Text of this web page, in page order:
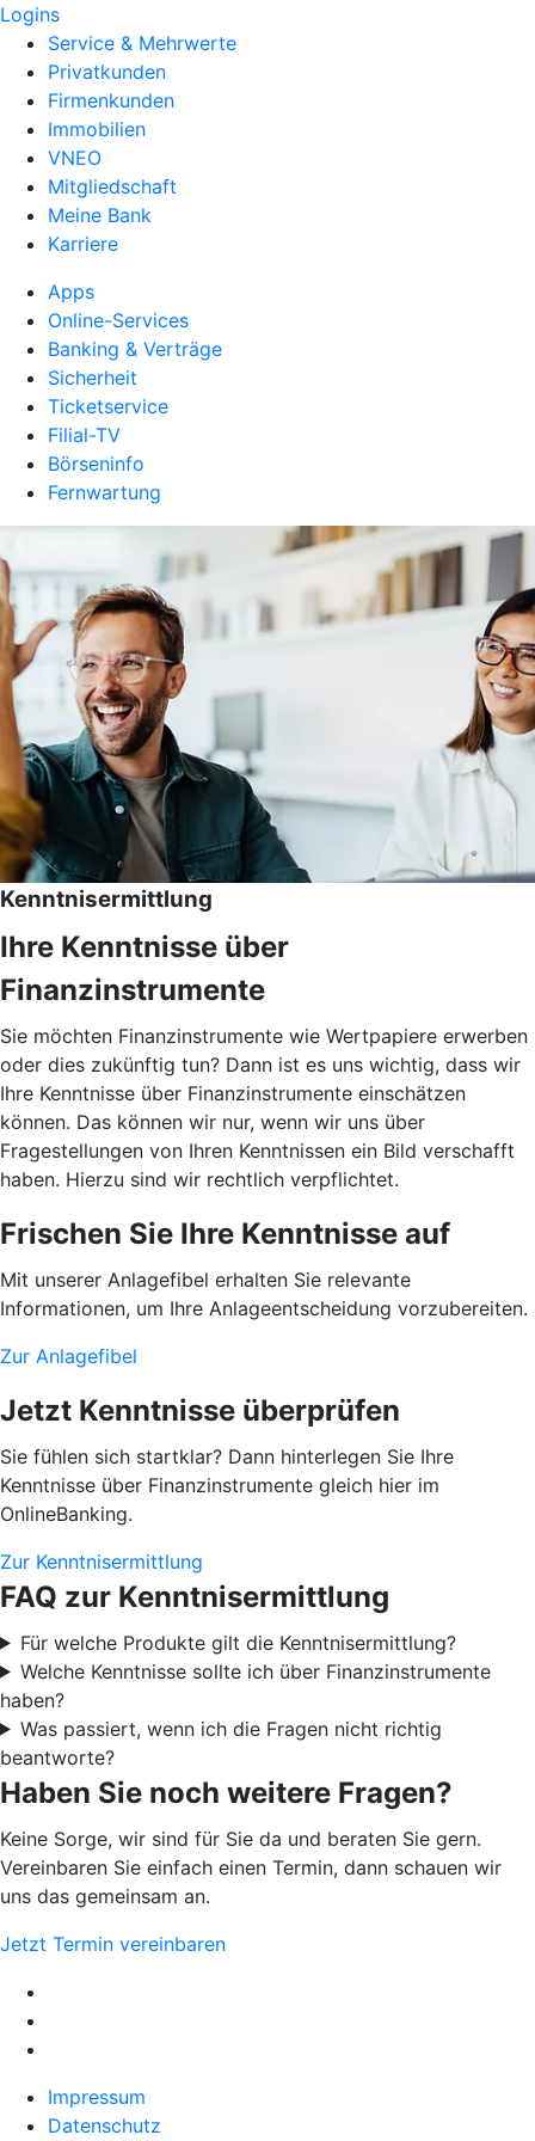
Logins
Service & Mehrwerte
Privatkunden
Firmenkunden
Immobilien
VNEO
Mitgliedschaft
Meine Bank
Karriere
Apps
Online-Services
Banking & Verträge
Sicherheit
Ticketservice
Filial-TV
Börseninfo
Fernwartung
Kenntnisermittlung
Ihre Kenntnisse über
Finanzinstrumente
Sie möchten Finanzinstrumente wie Wertpapiere erwerben
oder dies zukünftig tun? Dann ist es uns wichtig, dass wir
Ihre Kenntnisse über Finanzinstrumente einschätzen
können. Das können wir nur, wenn wir uns über
Fragestellungen von Ihren Kenntnissen ein Bild verschafft
haben. Hierzu sind wir rechtlich verpflichtet.
Frischen Sie Ihre Kenntnisse auf
Mit unserer Anlagefibel erhalten Sie relevante
Informationen, um Ihre Anlageentscheidung vorzubereiten.
Zur Anlagefibel
Jetzt Kenntnisse überprüfen
Sie fühlen sich startklar? Dann hinterlegen Sie Ihre
Kenntnisse über Finanzinstrumente gleich hier im
OnlineBanking.
Zur Kenntnisermittlung
FAQ zur Kenntnisermittlung
Für welche Produkte gilt die Kenntnisermittlung?
Welche Kenntnisse sollte ich über Finanzinstrumente
haben?
Was passiert, wenn ich die Fragen nicht richtig
beantworte?
Haben Sie noch weitere Fragen?
Keine Sorge, wir sind für Sie da und beraten Sie gern.
Vereinbaren Sie einfach einen Termin, dann schauen wir
uns das gemeinsam an.
Jetzt Termin vereinbaren
Impressum
Datenschutz